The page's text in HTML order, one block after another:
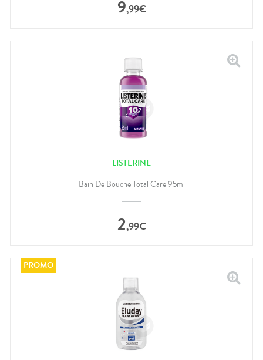
9,99€
LISTERINE
Bain De Bouche Total Care 95ml
2,99€